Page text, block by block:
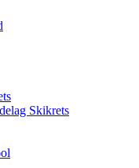
Skikrets